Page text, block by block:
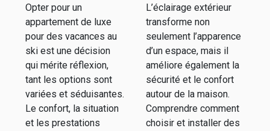
des vacances
au ski
Opter pour un
appartement de luxe
pour des vacances au
ski est une décision
qui mérite réflexion,
tant les options sont
variées et séduisantes.
Le confort, la situation
et les prestations
extérieur
efficace
L’éclairage extérieur
transforme non
seulement l’apparence
d’un espace, mais il
améliore également la
sécurité et le confort
autour de la maison.
Comprendre comment
choisir et installer des